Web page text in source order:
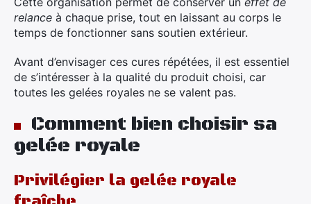
relance à chaque prise, tout en laissant au corps le
temps de fonctionner sans soutien extérieur.
Avant d’envisager ces cures répétées, il est essentiel
de s’intéresser à la qualité du produit choisi, car
toutes les gelées royales ne se valent pas.
Comment bien choisir sa
gelée royale
Privilégier la gelée royale